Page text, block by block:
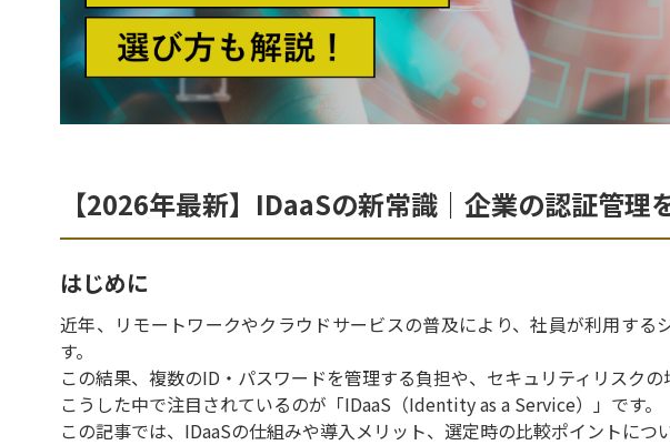
【2026年最新】IDaaSの新常識｜企業の認証管理
はじめに
近年、リモートワークやクラウドサービスの普及により、社員が利用す
す。
この結果、複数のID・パスワードを管理する負担や、セキュリティリスク
こうした中で注目されているのが「IDaaS（Identity as a Service）」です。
この記事では、IDaaSの仕組みや導入メリット、選定時の比較ポイントにつ